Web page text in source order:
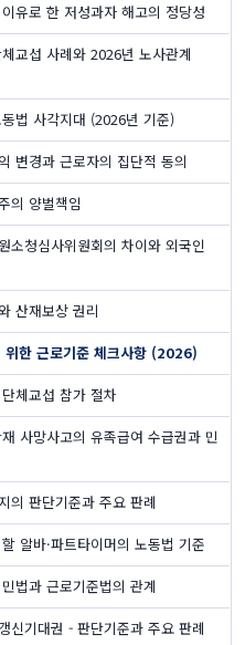
유로 한 저성과자 해고의 정당성
교섭 사례와 2026년 노사관계
법 사각지대 (2026년 기준)
변경과 근로자의 집단적 동의
의 양벌책임
소청심사위원회의 차이와 외국인
산재보상 권리
한 근로기준 체크사항 (2026)
체교섭 참가 절차
사망사고의 유족급여 수급권과 민
의 판단기준과 주요 판례
알바·파트타이머의 노동법 기준
법과 근로기준법의 관계
신기대권 - 판단기준과 주요 판례